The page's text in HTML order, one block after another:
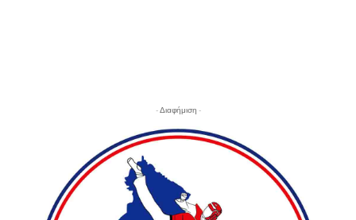
- Διαφήμιση -